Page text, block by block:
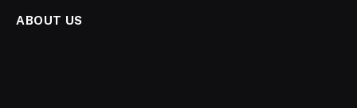
ABOUT US